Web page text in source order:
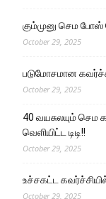
கும்முனு செம போஸ்
October 29, 2025
படுமோசமான
October 29, 2025
40 வயசுலயும் செம
வெளியிட்ட டிடி!!
October 29, 2025
உச்சகட்ட
October 29, 2025